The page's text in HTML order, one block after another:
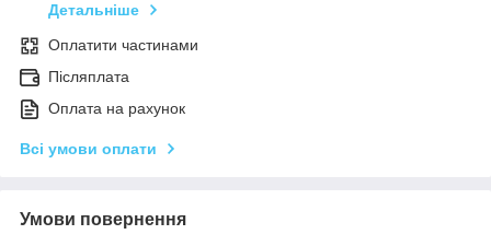
Детальніше
Оплатити частинами
Післяплата
Оплата на рахунок
Всі умови оплати
Умови повернення